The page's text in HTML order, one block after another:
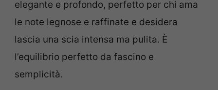
elegante e profondo, perfetto per chi ama
le note legnose e raffinate e desidera
lascia una scia intensa ma pulita. È
l’equilibrio perfetto da fascino e
semplicità.